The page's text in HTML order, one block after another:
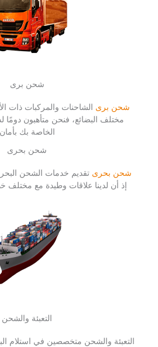
شحن برى
شحن برى الشاحنات والمركبات ذات
مختلف البضائع، فنحن متأهبون دومًا
الخاصة بك بأمان
شحن بحرى
شحن بحرى تقديم خدمات الشحن
إذ أن لدينا علاقات وطيدة مع مختلف
التعبئة والشحن
التعبئة والشحن متخصصين في استلام